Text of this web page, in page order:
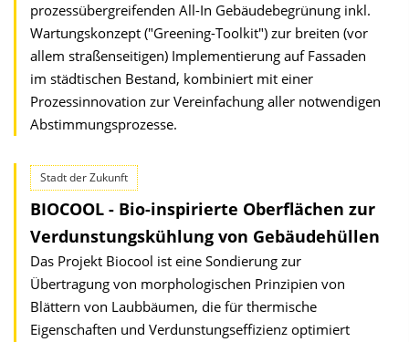
prozessübergreifenden All-In Gebäudebegrünung inkl.
Wartungskonzept ("Greening-Toolkit") zur breiten (vor
allem straßenseitigen) Implementierung auf Fassaden
im städtischen Bestand, kombiniert mit einer
Prozessinnovation zur Vereinfachung aller notwendigen
Abstimmungsprozesse.
Stadt der Zukunft
BIOCOOL - Bio-inspirierte Oberflächen zur
Verdunstungskühlung von Gebäudehüllen
Das Projekt Biocool ist eine Sondierung zur
Übertragung von morphologischen Prinzipien von
Blättern von Laubbäumen, die für thermische
Eigenschaften und Verdunstungseffizienz optimiert